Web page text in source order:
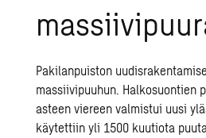
Pakilanpuiston
massiivipuuhun. Halkosuontien
asteen viereen valmistui uusi
käytettiin yli 1500 kuutiota